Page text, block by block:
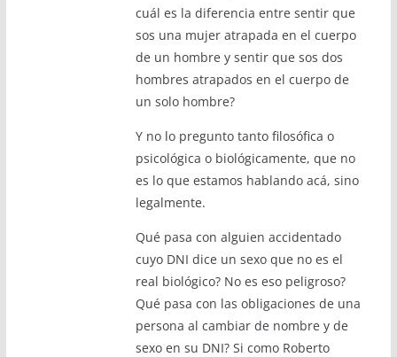
cuál es la diferencia entre sentir que
sos una mujer atrapada en el cuerpo
de un hombre y sentir que sos dos
hombres atrapados en el cuerpo de
un solo hombre?
Y no lo pregunto tanto filosófica o
psicológica o biológicamente, que no
es lo que estamos hablando acá, sino
legalmente.
Qué pasa con alguien accidentado
cuyo DNI dice un sexo que no es el
real biológico? No es eso peligroso?
Qué pasa con las obligaciones de una
persona al cambiar de nombre y de
sexo en su DNI? Si como Roberto